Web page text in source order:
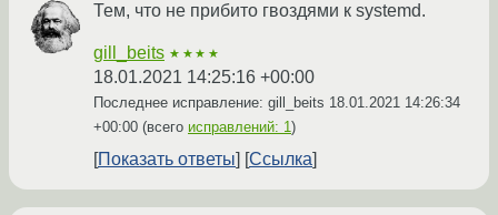
Тем, что не прибито гвоздями к systemd.
gill_beits ★★★★
18.01.2021 14:25:16 +00:00
Последнее исправление: gill_beits 18.01.2021 14:26:34
+00:00 (всего исправлений: 1)
Показать ответы Ссылка